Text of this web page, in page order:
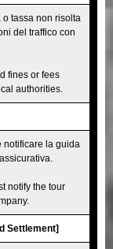
tassa non risolta
del traffico con
fines or fees
authorities.
notificare la guida
notify the tour
Settlement]